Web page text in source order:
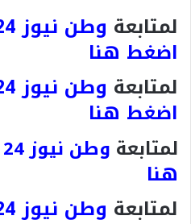
لمتابعة وطن نيوز 24
اضغط هنا
لمتابعة وطن نيوز 24
اضغط هنا
لمتابعة وطن نيوز 24
هنا
لمتابعة وطن نيوز 24